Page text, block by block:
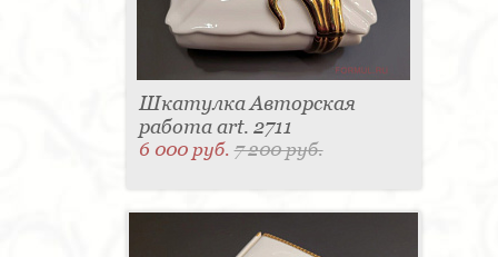
Шкатулка Авторская
работа art. 2711
6 000 руб.7 200 руб.